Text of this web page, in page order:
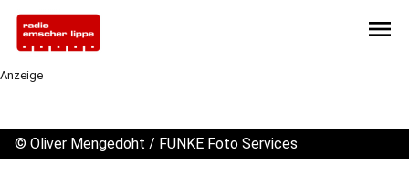
menu
Anzeige
© Oliver Mengedoht / FUNKE Foto Services